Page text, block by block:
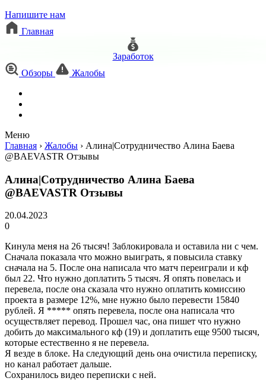
Напишите нам
Главная
Заработок
Обзоры
Жалобы
Меню
Главная › Жалобы › Алина|Сотрудничество Алина Баева
@BAEVASTR Отзывы
Алина|Сотрудничество Алина Баева
@BAEVASTR Отзывы
20.04.2023
0
Кинула меня на 26 тысяч! Заблокировала и оставила ни с чем.
Сначала показала что можно выиграть, я повысила ставку
сначала на 5. После она написала что матч переиграли и кф
был 22. Что нужно доплатить 5 тысяч. Я опять повелась и
перевела, после она сказала что нужно оплатить комиссию
проекта в размере 12%, мне нужно было перевести 15840
рублей. Я ***** опять перевела, после она написала что
осуществляет перевод. Прошел час, она пишет что нужно
добить до максимального кф (19) и доплатить еще 9500 тысяч,
которые естественно я не перевела.
Я везде в блоке. На следующий день она очистила переписку,
но канал работает дальше.
Сохранилось видео переписки с ней.